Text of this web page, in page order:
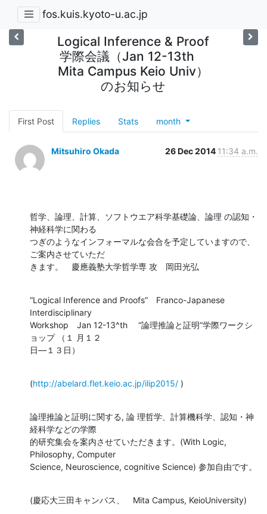
fos.kuis.kyoto-u.ac.jp
Logical Inference & Proof
学際会議（Jan 12-13th
Mita Campus Keio Univ）
のお知らせ
First Post Replies Stats month
Mitsuhiro Okada 26 Dec 2014 11:34 a.m.
哲学、論理、計算、ソフトウエア科学基礎論、論理 の認知・
神経科学に関わる
つぎのようなインフォーマルな会合を予定していますので、
ご案内させていただ
きます。　慶應義塾大学哲学専 攻　岡田光弘
“Logical Inference and Proofs”　Franco-Japanese
Interdisciplinary
Workshop　Jan 12-13^th 　“論理推論と証明”学際ワークシ
ョップ （１ 月１２
日―１３日）
(http://abelard.flet.keio.ac.jp/ilip2015/ )
論理推論と証明に関する, 論 理哲学、計算機科学、認知・神
経科学などの学際
的研究集会を案内させていただきます。(With Logic,
Philosophy, Computer
Science, Neuroscience, cognitive Science) 参加自由です。
(慶応大三田キャンパス、　Mita Campus, KeioUniversity)